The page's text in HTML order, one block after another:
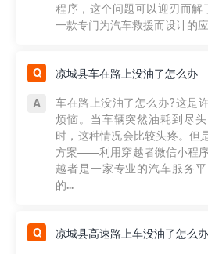
程序，这个问题可以迎刃而解
一款专门为汽车救援而设计的
凉城县车在路上没油了怎么办
车在路上没油了怎么办?这是
烦恼。当车辆突然油耗到尽
时，这种情况会比较头疼。但
方案——利用穿越者微信小程
越者是一家专业的汽车服务
的...
凉城县高速路上车没油了怎么办